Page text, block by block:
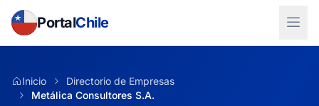
PortalChile
Inicio
Directorio de Empresas
Metálica Consultores S.A.